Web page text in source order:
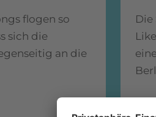
flogen so
sich die
an die
Die